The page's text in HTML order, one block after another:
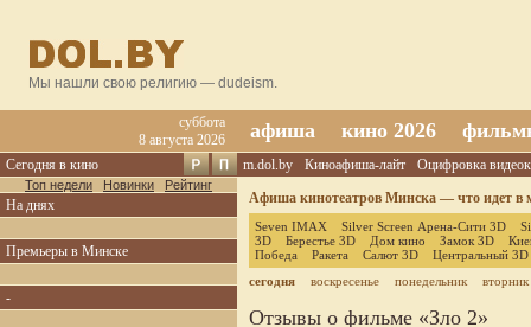
Мы нашли свою религию — dudeism.
суббота
8 августа 2026
афиша кино 2026
Сегодня в кино
Топ недели Новинки Рейтинг
На днях
Премьеры в Минске
-
m.dol.by Киноафиша-лайт
Оцифровка
Афиша кинотеатров Минска — что идет в
Seven IMAX Silver Screen Арена-Сити 3D
3D
Берестье 3D Дом кино Замок 3D
Победа
Ракета Салют 3D
Центральный 3D
сегодня
воскресенье понедельник вторник
Отзывы о фильме «Зло 2»